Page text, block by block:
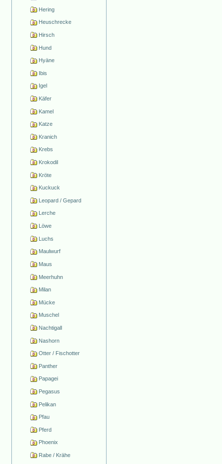
Hering
Heuschrecke
Hirsch
Hund
Hyäne
Ibis
Igel
Käfer
Kamel
Katze
Kranich
Krebs
Krokodil
Kröte
Kuckuck
Leopard / Gepard
Lerche
Löwe
Luchs
Maulwurf
Maus
Meerhuhn
Milan
Mücke
Muschel
Nachtigall
Nashorn
Otter / Fischotter
Panther
Papagei
Pegasus
Pelikan
Pfau
Pferd
Phoenix
Rabe / Krähe